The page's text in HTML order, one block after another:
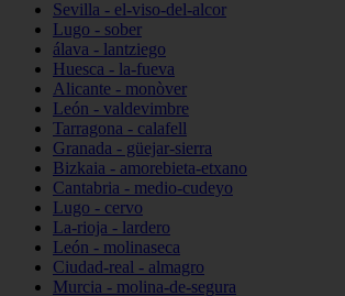
Sevilla - el-viso-del-alcor
Lugo - sober
álava - lantziego
Huesca - la-fueva
Alicante - monòver
León - valdevimbre
Tarragona - calafell
Granada - güejar-sierra
Bizkaia - amorebieta-etxano
Cantabria - medio-cudeyo
Lugo - cervo
La-rioja - lardero
León - molinaseca
Ciudad-real - almagro
Murcia - molina-de-segura